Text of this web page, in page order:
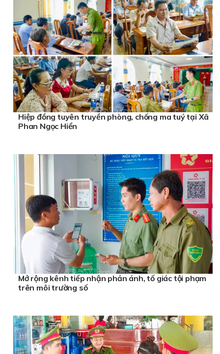
Hiệp đồng tuyên truyền phòng, chống ma tuý tại Xã
Phan Ngọc Hiển
Mở rộng kênh tiếp nhận phản ánh, tố giác tội phạm
trên môi trường số